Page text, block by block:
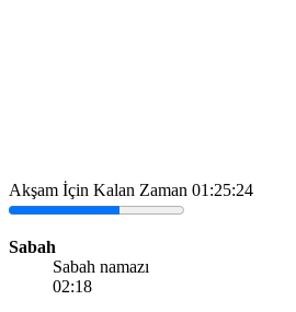
Akşam İçin Kalan Zaman 01:25:24
Sabah
Sabah namazı
02:18